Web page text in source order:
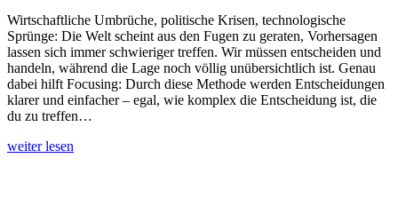
Wirtschaftliche Umbrüche, politische Krisen, technologische
Sprünge: Die Welt scheint aus den Fugen zu geraten, Vorhersagen
lassen sich immer schwieriger treffen. Wir müssen entscheiden und
handeln, während die Lage noch völlig unübersichtlich ist. Genau
dabei hilft Focusing: Durch diese Methode werden Entscheidungen
klarer und einfacher – egal, wie komplex die Entscheidung ist, die
du zu treffen…
weiter lesen